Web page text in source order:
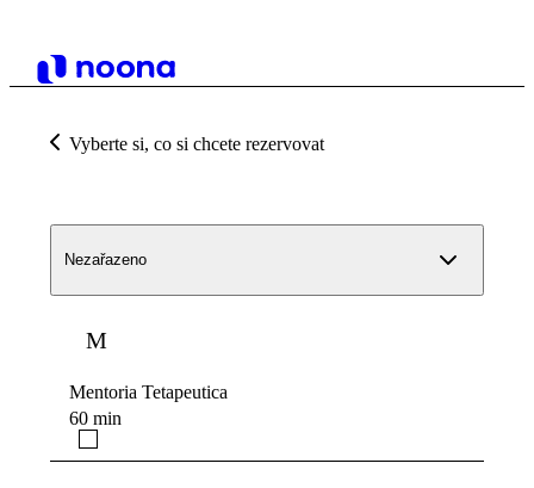
Vyberte si, co si chcete rezervovat
Nezařazeno
M
Mentoria Tetapeutica
60 min